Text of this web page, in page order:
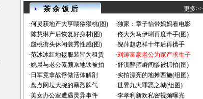
茶 余 饭 后 更多>>
·何炅获地产大亨喂猕猴桃(图) ·独家：章子怡带妈妈看电影
·陈慧琳产后恢复好身材(图) ·佟大为马伊琍再度牵手(图)
·殷桃街头休闲装秀性感(图) ·倪萍赵忠祥十年后再携手
·范冰冰红地毯服装皆为租赁 ·刘涛富豪老公为家产求生子
·姚晨与老公素颜乘地铁被拍 ·舒淇醉酒瞬间惨被抓拍(图)
· 日军竟拿战俘做活体解剖 ·实拍漂亮的地摊西施(组图)
·盘点网坛大腕的暴烈脾气 ·世界九大罪恶之城(组图)
·美女办公室遭遇灵异事件 ·李孝利新欢私密视频曝光